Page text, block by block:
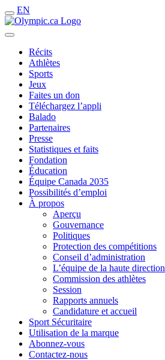
EN
Récits
Athlètes
Sports
Jeux
Faites un don
Téléchargez l’appli
Balado
Partenaires
Presse
Statistiques et faits
Fondation
Éducation
Équipe Canada 2035
Possibilités d’emploi
À propos
Aperçu
Gouvernance
Politiques
Protection des compétitions
Conseil d’administration
L’équipe de la haute direction
Commission des athlètes
Session
Rapports annuels
Candidature et accueil
Sport Sécuritaire
Utilisation de la marque
Abonnez-vous
Contactez-nous